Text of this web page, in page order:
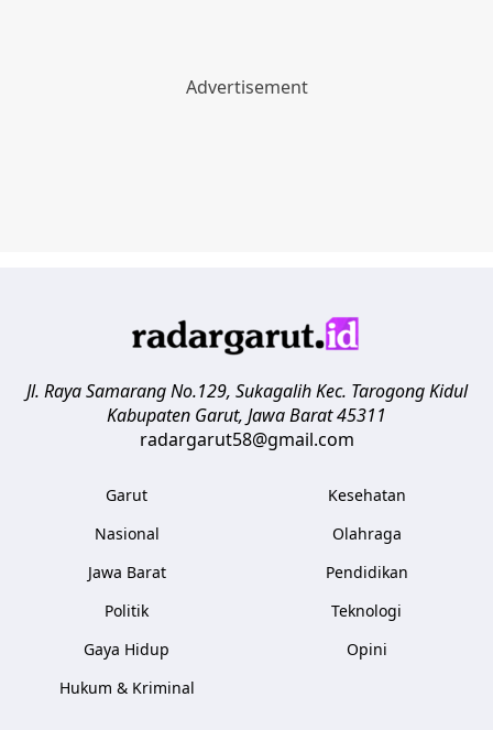
Jl. Raya Samarang No.129, Sukagalih Kec. Tarogong Kidul
Kabupaten Garut, Jawa Barat45311
radargarut58@gmail.com
Garut
Nasional
Jawa Barat
Politik
Gaya Hidup
Hukum & Kriminal
Kesehatan
Olahraga
Pendidikan
Teknologi
Opini